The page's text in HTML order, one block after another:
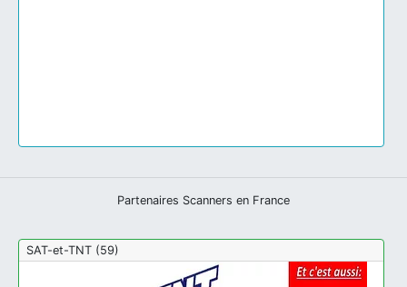
Partenaires Scanners en France
SAT-et-TNT (59)